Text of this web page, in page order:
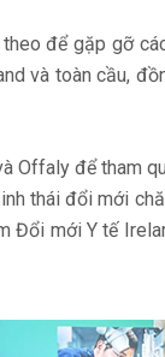
để gặp gỡ
và toàn cầu,
Offaly để tham
thái đổi mới
Đổi mới Y tế